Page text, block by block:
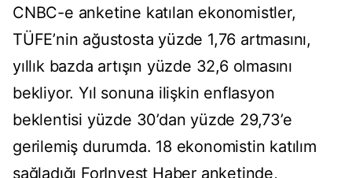
CNBC-e anketine katılan ekonomistler,
TÜFE’nin ağustosta yüzde 1,76 artmasını,
yıllık bazda artışın yüzde 32,6 olmasını
bekliyor. Yıl sonuna ilişkin enflasyon
beklentisi yüzde 30’dan yüzde 29,73’e
gerilemiş durumda. 18 ekonomistin katılım
sağladığı ForInvest Haber anketinde,